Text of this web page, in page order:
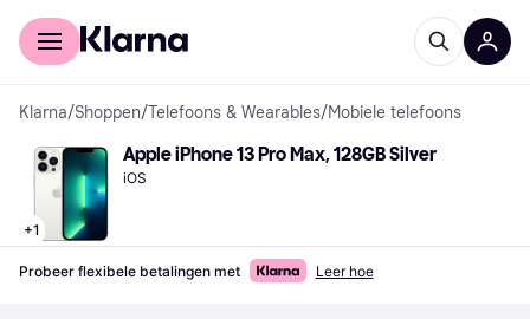
Voor shoppers
Klarna/Shoppen/Telefoons & Wearables/Mobiele telefoons
+1
Apple iPhone 13 Pro Max, 128GB Silver
iOS
Probeer flexibele betalingen met Leer hoe